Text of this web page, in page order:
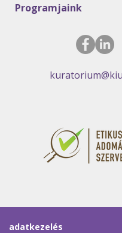
Programjaink
adatkezelés